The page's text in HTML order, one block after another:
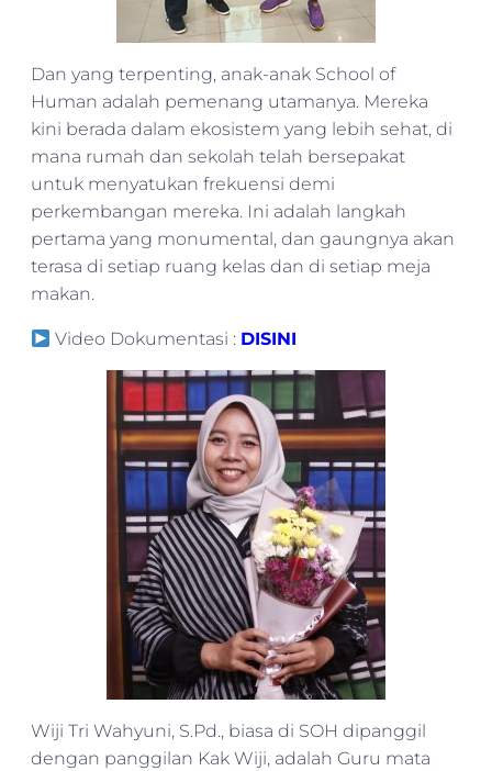
Dan yang terpenting, anak-anak School of
Human adalah pemenang utamanya. Mereka
kini berada dalam ekosistem yang lebih sehat, di
mana rumah dan sekolah telah bersepakat
untuk menyatukan frekuensi demi
perkembangan mereka. Ini adalah langkah
pertama yang monumental, dan gaungnya akan
terasa di setiap ruang kelas dan di setiap meja
makan.
Video Dokumentasi : DISINI
Wiji Tri Wahyuni, S.Pd., biasa di SOH dipanggil
dengan panggilan Kak Wiji, adalah Guru mata